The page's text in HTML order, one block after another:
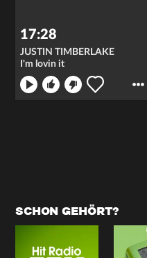
17:28
JUSTIN TIMBERLAKE
I'm lovin it
SCHON GEHÖRT?